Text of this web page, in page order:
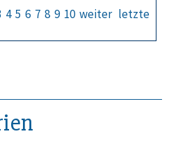
4 5 6 7 8 9 10 weiter letzte